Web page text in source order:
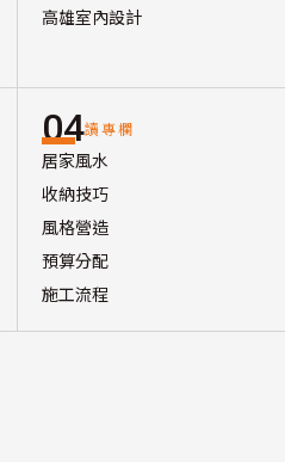
高雄室內設計
04讀專欄
居家風水
收納技巧
風格營造
預算分配
施工流程